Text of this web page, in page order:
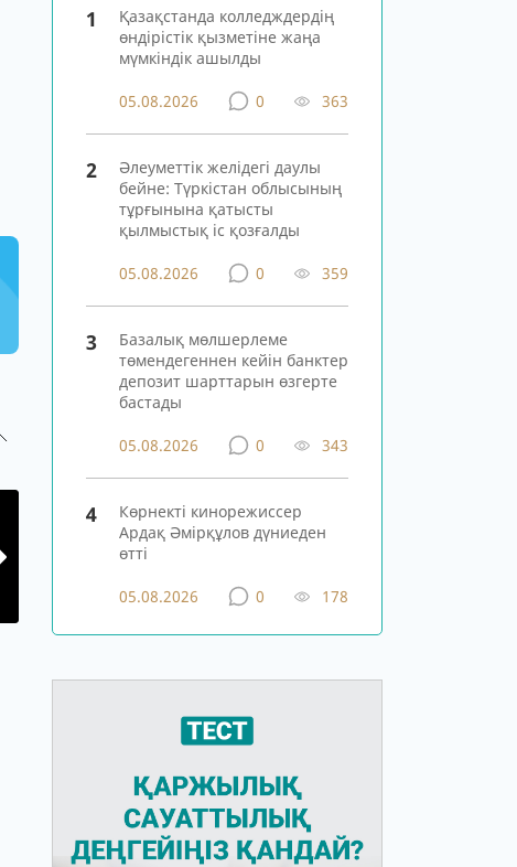
1
Қазақстанда колледждердің
өндірістік қызметіне жаңа
мүмкіндік ашылды
05.08.2026 0 363
2
Әлеуметтік желідегі даулы
бейне: Түркістан облысының
тұрғынына қатысты
қылмыстық іс қозғалды
05.08.2026 0 359
3
Базалық мөлшерлеме
төмендегеннен кейін банктер
депозит шарттарын өзгерте
бастады
05.08.2026 0 343
4
Көрнекті кинорежиссер
Ардақ Әмірқұлов дүниеден
өтті
05.08.2026 0 178